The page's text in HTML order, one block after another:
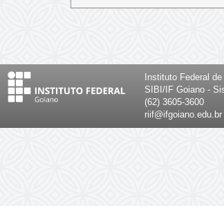
Instituto Federal
SIBI/IF Goiano -
(62) 3605-3600
riif@ifgoiano.edu.br